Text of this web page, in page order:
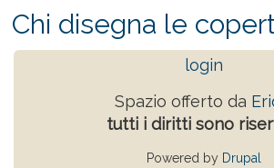
Chi disegna le
login
Spazio offerto da
tutti i diritti sono
Powered by Drupal